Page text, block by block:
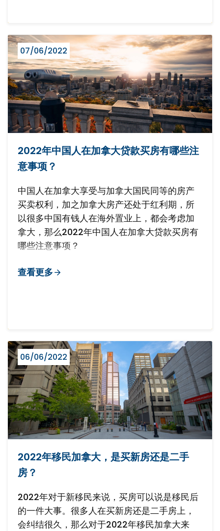
07/06/2022
2022年中国人在加拿大贷款买房有哪些注
意事项？
中国人在加拿大享受与加拿大国民同等的房产
买卖权利，加之加拿大房产还处于红利期，所
以很多中国有钱人在海外置业上，都会考虑加
拿大，那么2022年中国人在加拿大贷款买房有
哪些注意事项？
查看更多
06/06/2022
2022年移民加拿大，是买新房还是二手
房？
2022年对于新移民来说，买房可以说是移民后
的一件大事。很多人在买新房还是二手房上，
会纠结很久，那么对于2022年移民加拿大来